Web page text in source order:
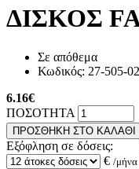
ΔΙΣΚΟΣ
Σε απόθεμα
Κωδικός: 27-505-
6.16€
ΠΟΣΟΤΗΤΑ
ΠΡΟΣΘΗΚΗ ΣΤΟ ΚΑΛΑΘΙ
Εξόφληση σε δόσεις:
€ /μήνα